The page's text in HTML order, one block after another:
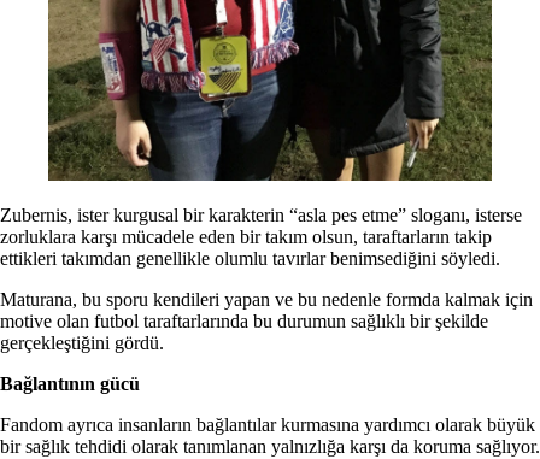
Zubernis, ister kurgusal bir karakterin “asla pes etme” sloganı, isterse
zorluklara karşı mücadele eden bir takım olsun, taraftarların takip
ettikleri takımdan genellikle olumlu tavırlar benimsediğini söyledi.
Maturana, bu sporu kendileri yapan ve bu nedenle formda kalmak için
motive olan futbol taraftarlarında bu durumun sağlıklı bir şekilde
gerçekleştiğini gördü.
Bağlantının gücü
Fandom ayrıca insanların bağlantılar kurmasına yardımcı olarak büyük
bir sağlık tehdidi olarak tanımlanan yalnızlığa karşı da koruma sağlıyor.